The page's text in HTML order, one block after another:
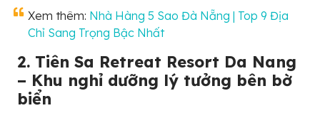
Xem thêm: Nhà Hàng 5 Sao Đà Nẵng | Top 9 Địa
Chỉ Sang Trọng Bậc Nhất
2. Tiên Sa Retreat Resort Da Nang
– Khu nghỉ dưỡng lý tưởng bên bờ
biển